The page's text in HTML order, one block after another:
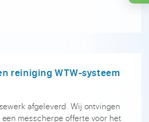
reiniging WTW-systeem
afgeleverd. Wij ontvingen
messcherpe offerte voor het